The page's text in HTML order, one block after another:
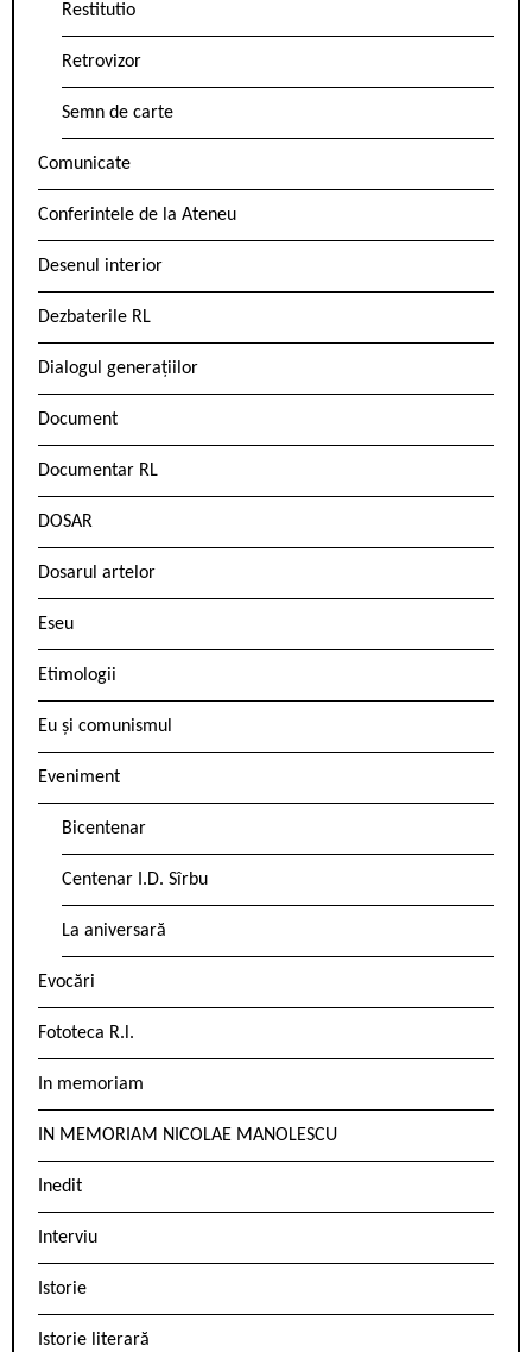
Restitutio
Retrovizor
Semn de carte
Comunicate
Conferintele de la Ateneu
Desenul interior
Dezbaterile RL
Dialogul generațiilor
Document
Documentar RL
DOSAR
Dosarul artelor
Eseu
Etimologii
Eu și comunismul
Eveniment
Bicentenar
Centenar I.D. Sîrbu
La aniversară
Evocări
Fototeca R.l.
In memoriam
IN MEMORIAM NICOLAE MANOLESCU
Inedit
Interviu
Istorie
Istorie literară